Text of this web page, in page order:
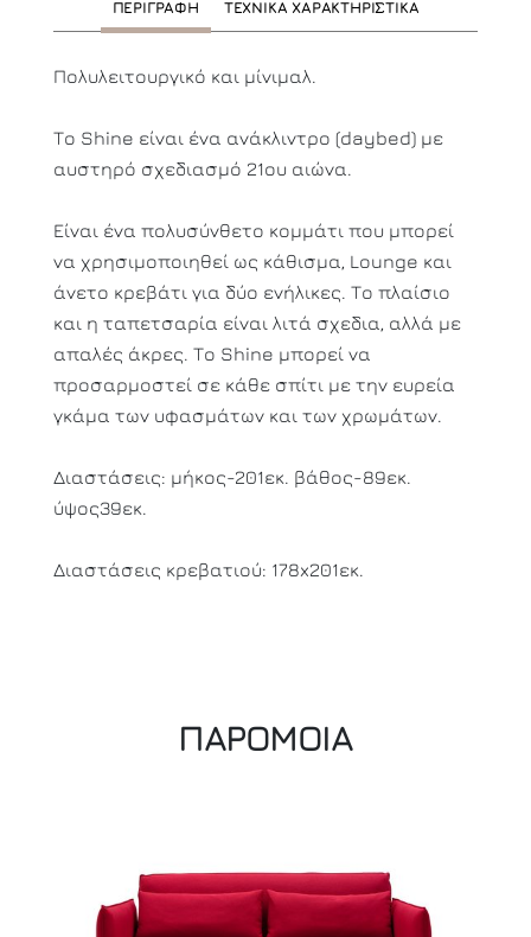
ΠΕΡΙΓΡΑΦΗ ΤΕΧΝΙΚΑ ΧΑΡΑΚΤΗΡΙΣΤΙΚΑ
Πολυλειτουργικό και μίνιμαλ.
Το Shine είναι ένα ανάκλιντρο (daybed) με
αυστηρό σχεδιασμό 21ου αιώνα.
Είναι ένα πολυσύνθετο κομμάτι που μπορεί
να χρησιμοποιηθεί ως κάθισμα, Lounge και
άνετο κρεβάτι για δύο ενήλικες. Το πλαίσιο
και η ταπετσαρία είναι λιτά σχεδια, αλλά με
απαλές άκρες. Το Shine μπορεί να
προσαρμοστεί σε κάθε σπίτι με την ευρεία
γκάμα των υφασμάτων και των χρωμάτων.
Διαστάσεις: μήκος-201εκ. βάθος-89εκ.
ύψος39εκ.
Διαστάσεις κρεβατιού: 178x201εκ.
ΠΑΡΟΜΟΙΑ